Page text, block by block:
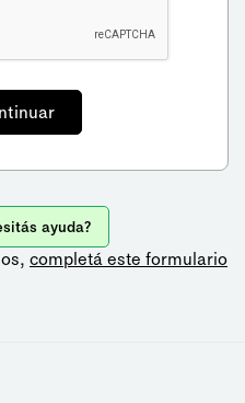
ayuda?
completá este formulario